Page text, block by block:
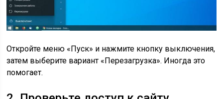
Откройте меню «Пуск» и нажмите кнопку выключения,
затем выберите вариант «Перезагрузка». Иногда это
помогает.